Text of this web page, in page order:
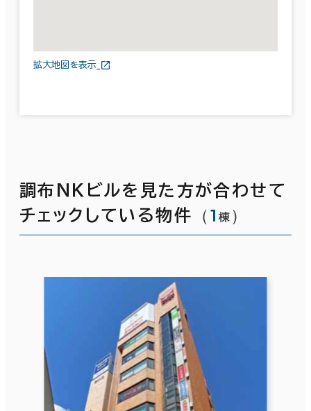
拡大地図を表示
調布ＮＫビルを見た方が合わせて
チェックしている物件
（1 棟 ）